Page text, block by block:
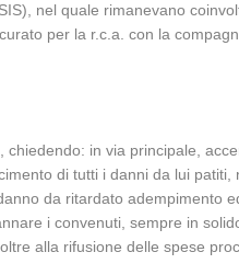
nel quale rimanevano
per la r.c.a. con la
in via principale,
di tutti i danni da lui patiti,
da ritardato adempimento
i convenuti, sempre in
alla rifusione delle spese